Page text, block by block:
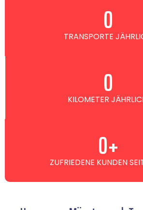
TRANSPORTE
0
KILOMETER
0
ZUFRIEDENE KUNDEN
0+